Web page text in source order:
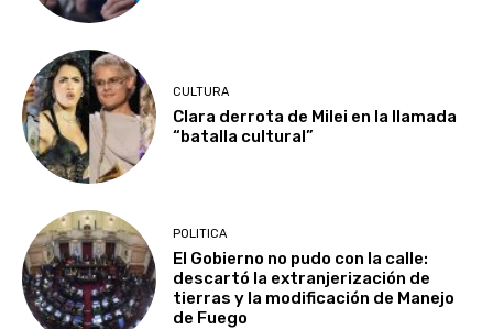
CULTURA
Clara derrota de Milei en la llamada
“batalla cultural”
POLITICA
El Gobierno no pudo con la calle:
descartó la extranjerización de
tierras y la modificación de Manejo
de Fuego